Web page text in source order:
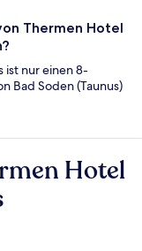
Thermen Hotel
ist nur einen 8-
Bad Soden (Taunus)
Hotel